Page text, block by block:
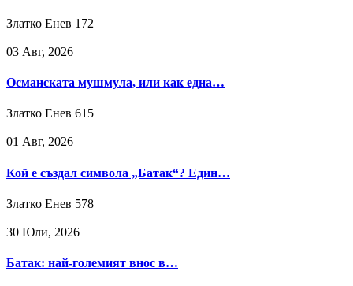
Златко Енев 172
03 Авг, 2026
Османската мушмула, или как една…
Златко Енев 615
01 Авг, 2026
Кой е създал символа „Батак“? Един…
Златко Енев 578
30 Юли, 2026
Батак: най-големият внос в…